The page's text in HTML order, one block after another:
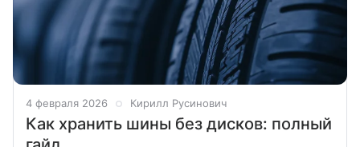
4 февраля 2026 Кирилл Русинович
Как хранить шины без дисков: полный